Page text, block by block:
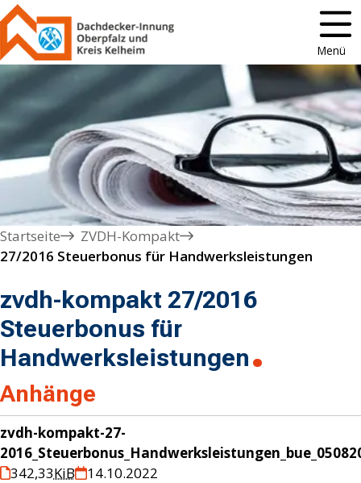
Menü
Startseite
ZVDH-Kompakt
27/2016 Steuerbonus für Handwerksleistungen
zvdh-kompakt 27/2016
Steuerbonus für
Handwerksleistungen
Anhänge
zvdh-kompakt-27-
342,33KiB 14.10.2022